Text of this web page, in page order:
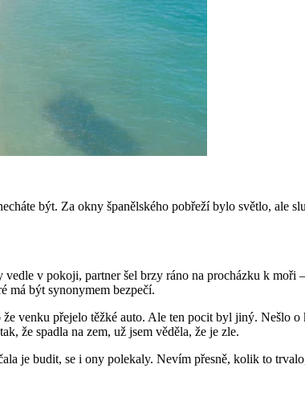
být. Za okny španělského pobřeží bylo světlo, ale
v pokoji, partner šel brzy ráno na procházku k moři
má být synonymem bezpečí.
venku přejelo těžké auto. Ale ten pocit byl jiný. Nešlo o
že spadla na zem, už jsem věděla, že je zle.
je budit, se i ony polekaly. Nevím přesně, kolik to